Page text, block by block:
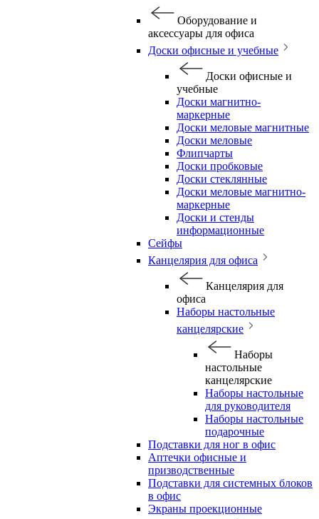
Оборудование и
аксессуары для офиса
Доски офисные и учебные
Доски офисные и
учебные
Доски магнитно-
маркерные
Доски меловые магнитные
Доски меловые
Флипчарты
Доски пробковые
Доски стеклянные
Доски меловые магнитно-
маркерные
Доски и стенды
информационные
Сейфы
Канцелярия для офиса
Канцелярия для
офиса
Наборы настольные
канцелярские
Наборы
настольные
канцелярские
Наборы настольные
для руководителя
Наборы настольные
подарочные
Подставки для ног в офис
Аптечки офисные и
призводственные
Подставки для системных блоков
в офис
Экраны проекционные